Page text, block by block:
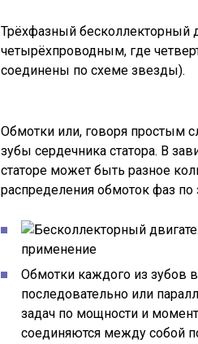
Трёхфазный бесколлекторный
четырёхпроводным, где
соединены по схеме звезды).
Обмотки или, говоря простым
зубы сердечника статора. В
статоре может быть разное
распределения обмоток фаз
Обмотки каждого из зубов
последовательно или
задач по мощности и
соединяются между собой